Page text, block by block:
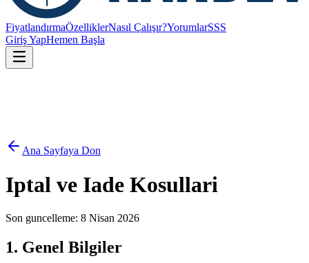
FiyatlandırmaÖzelliklerNasıl Çalışır?YorumlarSSS
Giriş YapHemen Başla
Ana Sayfaya Don
Iptal ve Iade Kosullari
Son guncelleme: 8 Nisan 2026
1. Genel Bilgiler